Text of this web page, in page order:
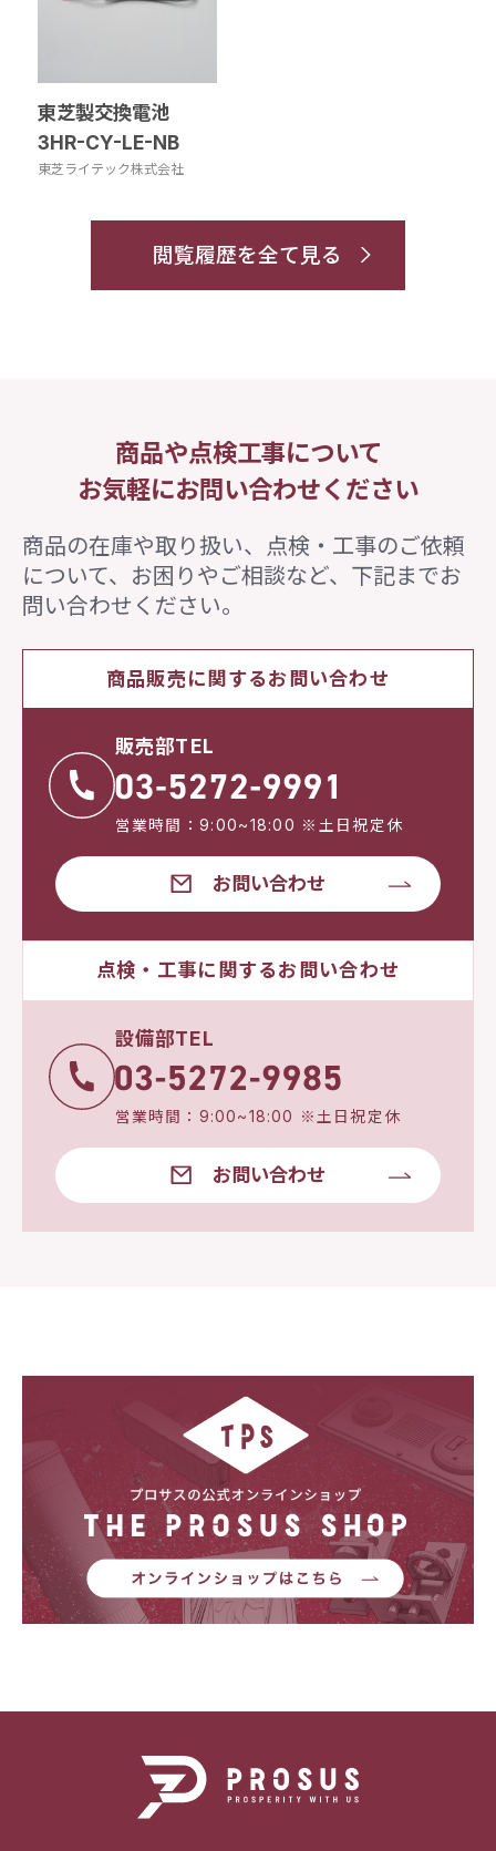
東芝製交換電池
3HR-CY-LE-NB
東芝ライテック株式会社
閲覧履歴を全て見る
商品や点検工事について
お気軽にお問い合わせください
商品の在庫や取り扱い、点検・工事のご依頼
について、 お困りやご相談など、下記までお
問い合わせください。
商品販売に関するお問い合わせ
販売部TEL
営業時間：9:00~18:00 ※土日祝定休
お問い合わせ
点検・工事に関するお問い合わせ
設備部TEL
営業時間：9:00~18:00 ※土日祝定休
お問い合わせ